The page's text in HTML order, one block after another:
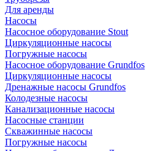
Для аренды
Насосы
Насосное оборудование Stout
Циркуляционные насосы
Погружные насосы
Насосное оборудование Grundfos
Циркуляционные насосы
Дренажные насосы Grundfos
Колодезные насосы
Канализационные насосы
Насосные станции
Скважинные насосы
Погружные насосы